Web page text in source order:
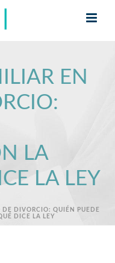
EN
LA
LA LEY
DIVORCIO: QUIÉN PUEDE
DICE LA LEY